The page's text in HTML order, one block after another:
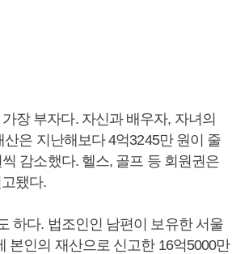
장 부자다. 자신과 배우자, 자녀의
은 지난해보다 4억3245만 원이 줄
감소했다. 헬스, 골프 등 회원권은
됐다.
하다. 법조인인 남편이 보유한 서울
본인의 재산으로 신고한 16억5000만